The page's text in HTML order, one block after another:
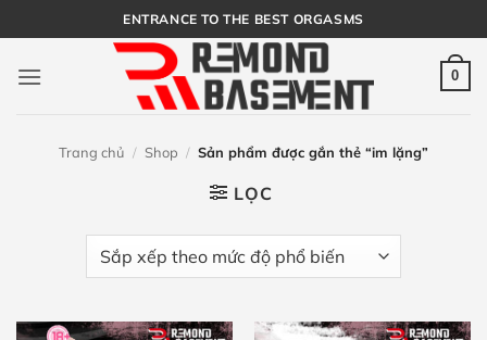
qua
nội
ENTRANCE TO THE BEST ORGASMS
0
Trang chủ / Shop / Sản phẩm được gắn thẻ “im lặng”
LỌC